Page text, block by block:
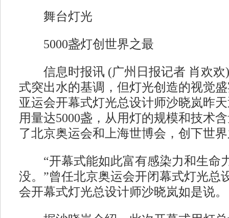
舞台灯光
5000盏灯创世界之最
信息时报讯 (广州日报记者 肖欢欢)
式突出水的基调，但灯光创造的视觉
亚运会开幕式灯光总设计师沙晓岚昨
用量达5000盏，从用灯的规模和技术
了北京奥运会和上海世博会，创下世
“开幕式能如此富有感染力和生命
没。”曾任北京奥运会开闭幕式灯光总
会开幕式灯光总设计师沙晓岚如是说。